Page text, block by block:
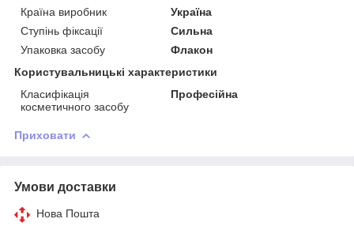
Країна виробник
Україна
Ступінь фіксації
Сильна
Упаковка засобу
Флакон
Користувальницькі характеристики
Класифікація
косметичного засобу
Професійна
Приховати
Умови доставки
Нова Пошта